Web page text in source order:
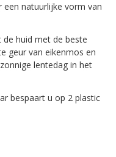
een natuurlijke vorm van
huid met de beste
geur van eikenmos en
lentedag in het
bespaart u op 2 plastic